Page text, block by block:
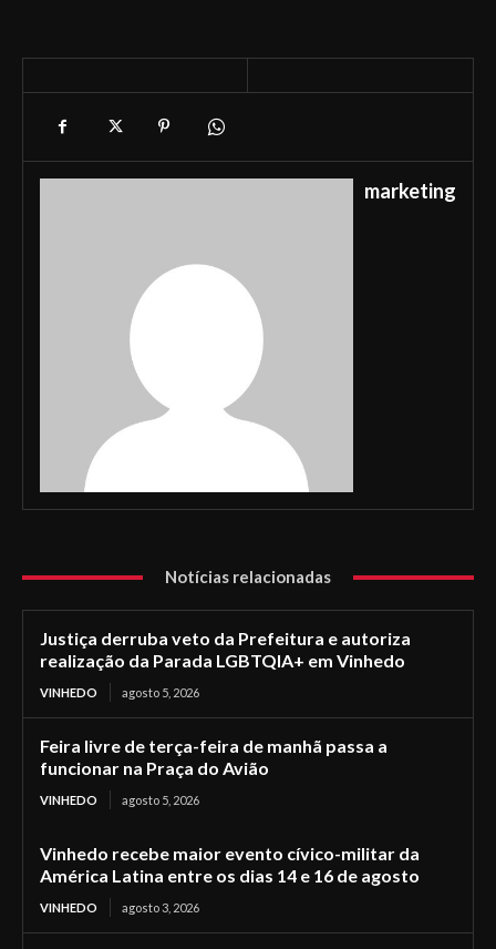
marketing
Notícias relacionadas
Justiça derruba veto da Prefeitura e autoriza
realização da Parada LGBTQIA+ em Vinhedo
VINHEDO agosto 5, 2026
Feira livre de terça-feira de manhã passa a
funcionar na Praça do Avião
VINHEDO agosto 5, 2026
Vinhedo recebe maior evento cívico-militar da
América Latina entre os dias 14 e 16 de agosto
VINHEDO agosto 3, 2026